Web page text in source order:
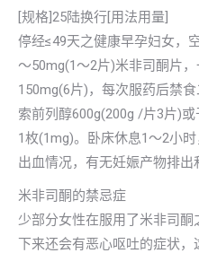
[规格]25陆换行[用法用量]
停经≤49天之健康早孕妇女，
～50mg(1～2片)米非司酮片
150mg(6片)，每次服药后禁
索前列醇600g(200g /片3片)
1枚(1mg)。卧床休息1～2小
出血情况，有无妊娠产物排出
米非司酮的禁忌症
少部分女性在服用了米非司
下来还会有恶心呕吐的症状